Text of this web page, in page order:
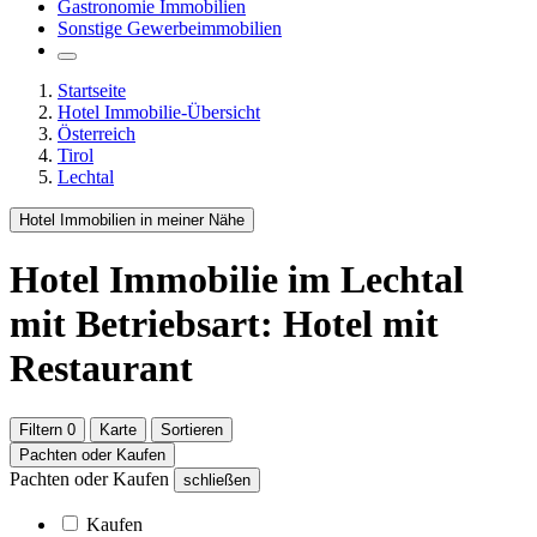
Gastronomie Immobilien
Sonstige Gewerbeimmobilien
Startseite
Hotel Immobilie-Übersicht
Österreich
Tirol
Lechtal
Hotel Immobilien in meiner Nähe
Hotel Immobilie im Lechtal
mit Betriebsart: Hotel mit
Restaurant
Filtern 0 Karte
Sortieren
Pachten oder Kaufen
Pachten oder Kaufen schließen
Kaufen